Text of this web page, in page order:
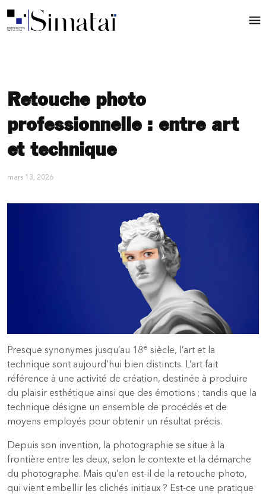
Retouche photo
professionnelle : entre art
et technique
mars 13, 2026
Presque synonymes jusqu’au 18e siècle, l’art et la
technique sont aujourd’hui bien distincts. L’art fait
référence à une activité de création, destinée à produire
du plaisir esthétique ainsi que des émotions ; tandis que la
technique désigne un ensemble de procédés et de
moyens employés pour obtenir un résultat précis.
Depuis son invention, la photographie se situe à la
frontière entre les deux, selon le contexte et la démarche
du photographe. Mais qu’en est-il de la retouche photo,
qui vient embellir les clichés initiaux ? Est-ce une pratique